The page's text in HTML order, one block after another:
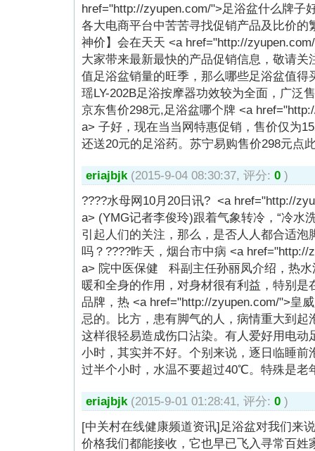
href="http://zyupen.com/">足浴盆什么牌子
各大电商平台中苦苦寻找促销产品及比价的
神价】会在天天 <a href="http://
大家带来最新最快的产品促销信息，敬请
值足浴盆销量的旺季，那么哪些足浴盆值得
瑶LY-202B足浴按摩器功效较为全面，广泛
京东售价298元,足浴盆哪个牌 <a
a> 子好，现在当当网特惠促销，售价仅为
还送20元的足浴药。苏宁易购售价298元点
eriajbjk (2015-9-04 08:30:37, 评分: 0 )
????水母网10月20日讯? <a href="http://
a> (YMG记者李俊玲)跟着气象转冷，“冷水
引起人们的关注，那么，是否人人都合适泡
吗？????昨天，烟台市中病 <a
a> 院中医保健 科副主任孙丽凤介绍，热
暖和全身的作用，对身材很有利益，特别是
品牌，热 <a href="http://zyupen.com/">皇
忌的。比方，患有脚气的人，病情重大到起
这样很轻易造成伤口沾染。有人爱好用电动
小时，其实并不好。个别来说，逐日临睡前
过半个小时，水温不要超过40℃。特殊是老
eriajbjk (2015-9-01 01:28:41, 评分: 0 )
[中关村在线健康频道资讯]足浴盆对我们来
价格我们都能接收，它也早已飞入寻常百姓